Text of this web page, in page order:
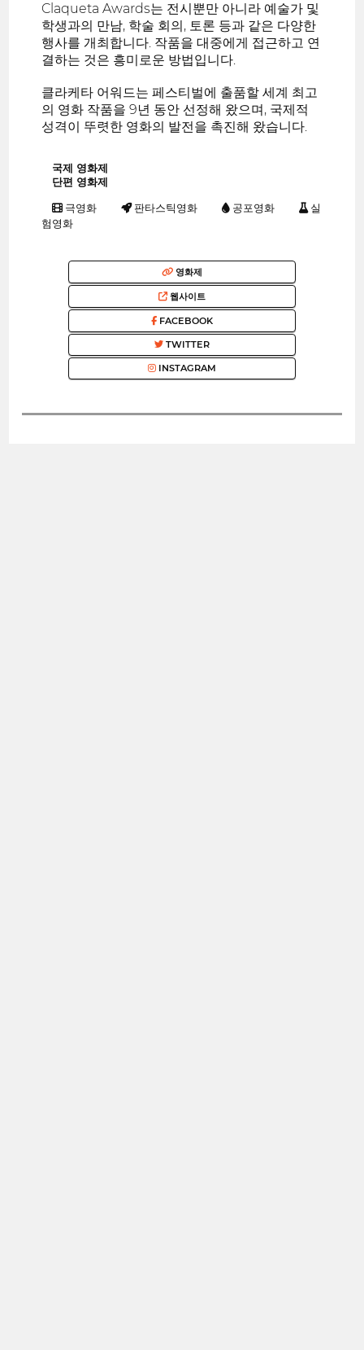
Claqueta Awards는 전시뿐만 아니라 예술가 및
학생과의 만남, 학술 회의, 토론 등과 같은 다양한
행사를 개최합니다. 작품을 대중에게 접근하고 연
결하는 것은 흥미로운 방법입니다.
클라케타 어워드는 페스티벌에 출품할 세계 최고
의 영화 작품을 9년 동안 선정해 왔으며, 국제적
성격이 뚜렷한 영화의 발전을 촉진해 왔습니다.
국제 영화제
단편 영화제
극영화 판타스틱영화 공포영화
실
험영화
영화제
웹사이트
FACEBOOK
TWITTER
INSTAGRAM